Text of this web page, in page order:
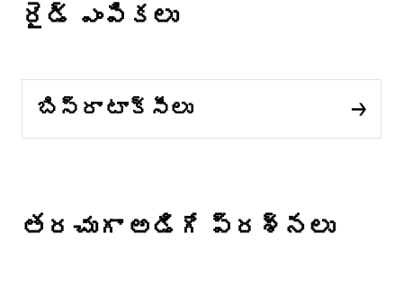
రైడ్ ఎంపికలు
బిస్రా టాక్సీలు
తరచుగా అడిగే ప్రశ్నలు